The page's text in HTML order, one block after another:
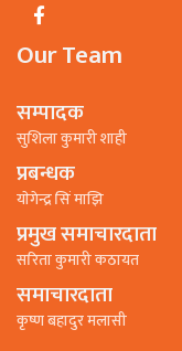
Our Team
सम्पादक
सुशिला कुमारी शाही
प्रबन्धक
याेगेन्द्र सिं माझि
प्रमुख समाचारदाता
सरिता कुमारी कठायत
समाचारदाता
कृष्ण बहादुर मलासी